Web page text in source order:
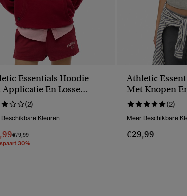
Essentials Hoodie
Applicatie En Losse
(2)
Beschikbare Kleuren
Prijs Verlaagd Van
€79,99Naar
30%
Athletic
Met Knopen
(2)
Meer Beschikbare
€29,99